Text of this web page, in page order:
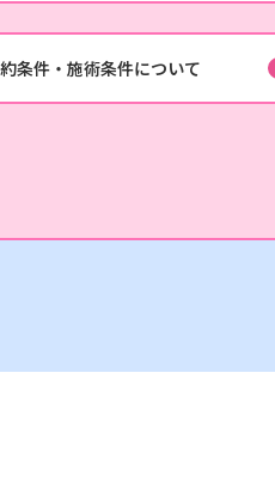
条件・施術条件について